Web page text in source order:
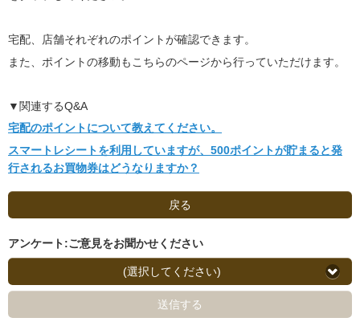
宅配、店舗それぞれのポイントが確認できます。
また、ポイントの移動もこちらのページから行っていただけます。
▼関連するQ&A
宅配のポイントについて教えてください。
スマートレシートを利用していますが、500ポイントが貯まると発
行されるお買物券はどうなりますか？
戻る
アンケート:ご意見をお聞かせください
(選択してください)
送信する